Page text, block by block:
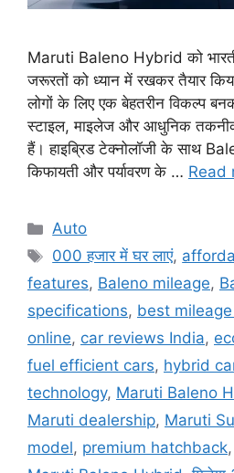
Maruti Baleno Hybrid को
जरूरतों को ध्यान में रखकर तैयार
लोगों के लिए एक बेहतरीन विकल्प
स्टाइल, माइलेज और आधुनिक
हैं। हाइब्रिड टेक्नोलॉजी के साथ
किफायती और पर्यावरण के … Read
Categories
Auto
Tags
000 हजार में घर लाएं,
features, Baleno mileage,
specifications, best
online, car reviews India,
fuel efficient cars, hybrid
technology, Maruti Baleno
Maruti dealership, Maruti
model, premium hatchback